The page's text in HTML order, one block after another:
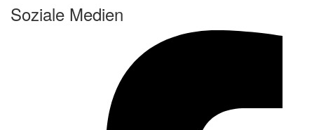
Soziale Medien